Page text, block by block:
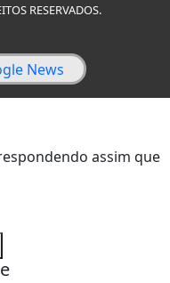
RESERVADOS.
assim que